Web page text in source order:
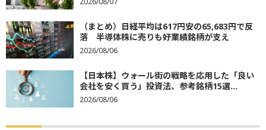
（まとめ）日経平均は617円安の65,683円で反
落 半導体株に売りも好業績銘柄が支え
2026/08/06
【日本株】ウォール街の戦略を応用した「良い
会社を安く買う」投資法、参考銘柄15選...
2026/08/06